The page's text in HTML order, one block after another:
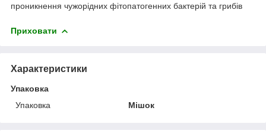
проникнення чужорідних фітопатогенних бактерій та грибів
Приховати
Характеристики
Упаковка
Упаковка
Мішок